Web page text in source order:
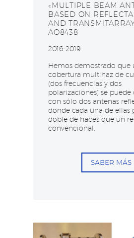
«MULTIPLE BEAM
BASED ON
AND
AO8438​
2016-2019
Hemos demostrado que
cobertura multihaz de
(dos frecuencias y dos
polarizaciones) se puede
con sólo dos antenas
donde cada una de ellas
doble de haces que un
convencional.
SABER MÁS